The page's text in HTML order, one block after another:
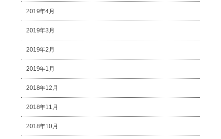
2019年4月
2019年3月
2019年2月
2019年1月
2018年12月
2018年11月
2018年10月